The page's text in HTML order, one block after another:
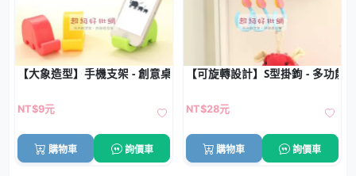
【大象造型】手機支架 - 創意桌面手機座
NT$9元
購物車 詢價車
【可旋轉設計】S型掛鉤 - 多功能
NT$28元
購物車 詢價車